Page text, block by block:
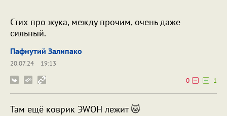
Стих про жука, между прочим, очень даже
сильный.
Пафнутий Залипако
20.07.24
19:13
0
1
Там ещё коврик ЭWOH лежит 🐱